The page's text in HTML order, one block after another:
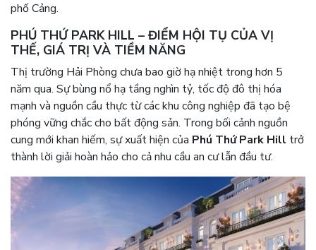
phố Cảng.
PHÚ THỨ PARK HILL – ĐIỂM HỘI TỤ CỦA VỊ
THẾ, GIÁ TRỊ VÀ TIỀM NĂNG
Thị trường Hải Phòng chưa bao giờ hạ nhiệt trong hơn 5
năm qua. Sự bùng nổ hạ tầng nghìn tỷ, tốc độ đô thị hóa
mạnh và nguồn cầu thực từ các khu công nghiệp đã tạo bệ
phóng vững chắc cho bất động sản. Trong bối cảnh nguồn
cung mới khan hiếm, sự xuất hiện của Phú Thứ Park Hill trở
thành lời giải hoàn hảo cho cả nhu cầu an cư lẫn đầu tư.